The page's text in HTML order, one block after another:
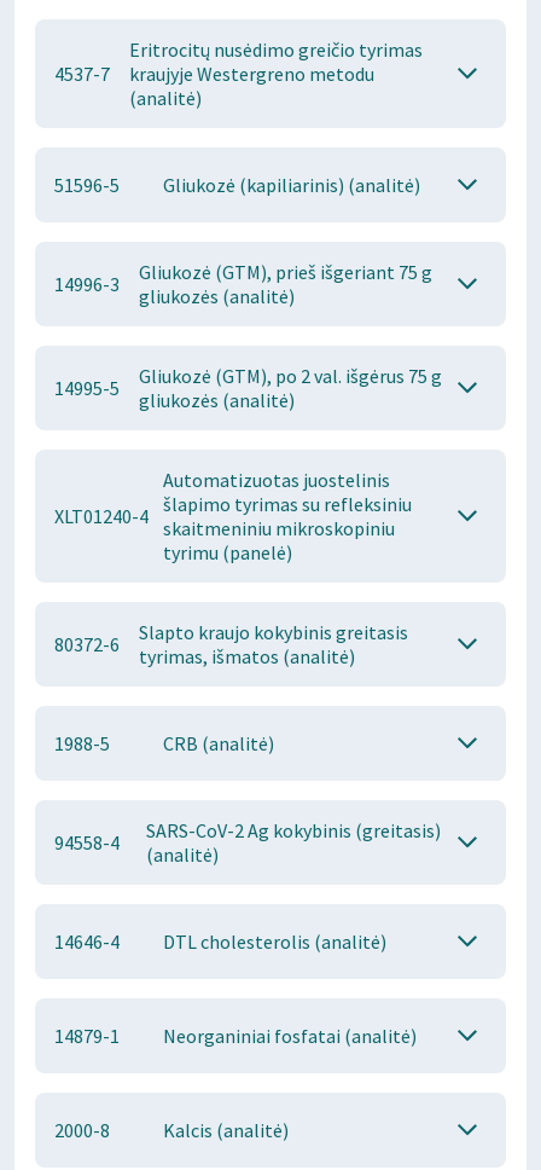
4537-7
Eritrocitų nusėdimo greičio tyrimas
kraujyje Westergreno metodu
(analitė)
51596-5 Gliukozė (kapiliarinis) (analitė)
14996-3
Gliukozė (GTM), prieš išgeriant 75 g
gliukozės (analitė)
14995-5
Gliukozė (GTM), po 2 val. išgėrus 75 g
gliukozės (analitė)
XLT01240-4
Automatizuotas juostelinis
šlapimo tyrimas su refleksiniu
skaitmeniniu mikroskopiniu
tyrimu (panelė)
80372-6
Slapto kraujo kokybinis greitasis
tyrimas, išmatos (analitė)
1988-5 CRB (analitė)
94558-4
SARS-CoV-2 Ag kokybinis (greitasis)
(analitė)
14646-4 DTL cholesterolis (analitė)
14879-1 Neorganiniai fosfatai (analitė)
2000-8 Kalcis (analitė)